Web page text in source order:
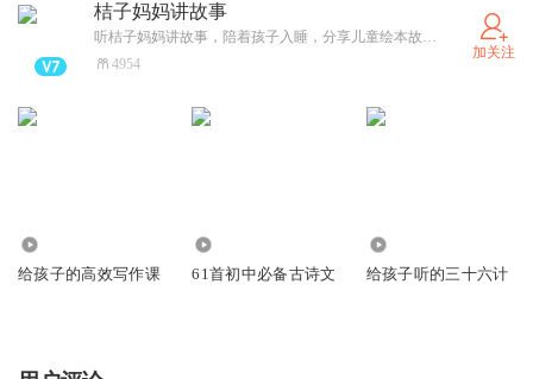
桔子妈妈讲故事
听桔子妈妈讲故事，陪着孩子入睡，分享儿童绘本故事和育儿知识，让孩子爱上阅读，享受启蒙教育。
4954
加关注
给孩子的高效写作课 61首初中必备古诗文 给孩子听的三十六计